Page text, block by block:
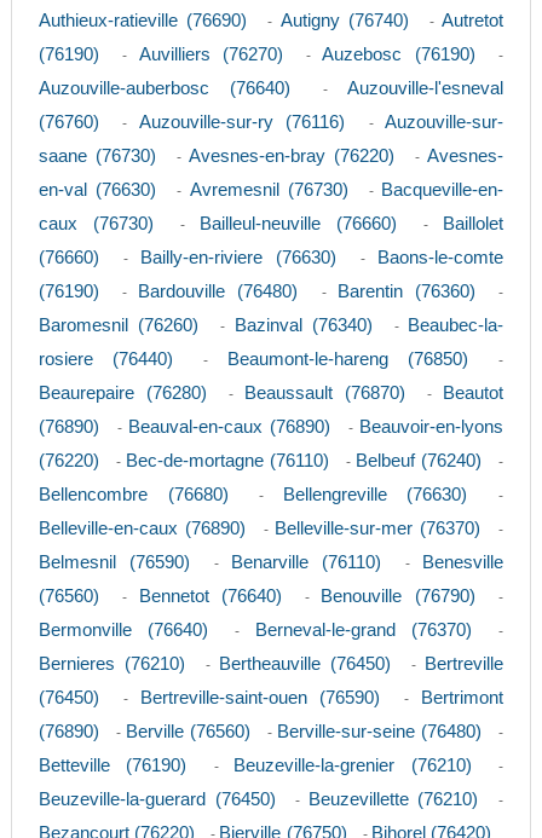
Authieux-ratieville (76690) - Autigny (76740) -Autretot
(76190)
- Auvilliers (76270) -Auzebosc (76190) -
Auzouville-auberbosc (76640) -Auzouville-l'esneval
(76760)
- Auzouville-sur-ry (76116) -Auzouville-sur-
saane (76730)
-Avesnes-en-bray (76220) -Avesnes-
en-val (76630)
- Avremesnil (76730) - Bacqueville-en-
caux (76730)
- Bailleul-neuville (76660) -
Baillolet
(76660)
- Bailly-en-riviere (76630) -
Baons-le-comte
(76190)
- Bardouville (76480) - Barentin (76360) -
Baromesnil (76260) - Bazinval (76340) -
Beaubec-la-
rosiere (76440)
- Beaumont-le-hareng (76850) -
Beaurepaire (76280) - Beaussault (76870) -
Beautot
(76890)
- Beauval-en-caux (76890) - Beauvoir-en-lyons
(76220)
- Bec-de-mortagne (76110) - Belbeuf (76240) -
Bellencombre (76680) - Bellengreville (76630) -
Belleville-en-caux (76890) - Belleville-sur-mer (76370) -
Belmesnil (76590) - Benarville (76110) -
Benesville
(76560)
- Bennetot (76640) - Benouville (76790) -
Bermonville (76640) - Berneval-le-grand (76370) -
Bernieres (76210) - Bertheauville (76450) -
Bertreville
(76450)
- Bertreville-saint-ouen (76590) -
Bertrimont
(76890)
- Berville (76560) - Berville-sur-seine (76480) -
Betteville (76190) - Beuzeville-la-grenier (76210) -
Beuzeville-la-guerard (76450) - Beuzevillette (76210) -
Bezancourt (76220) Bierville (76750) Bihorel (76420)